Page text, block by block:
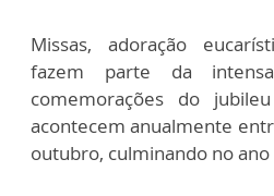
Missas, adoração
fazem parte da
comemorações do
acontecem anualmente
outubro, culminando no